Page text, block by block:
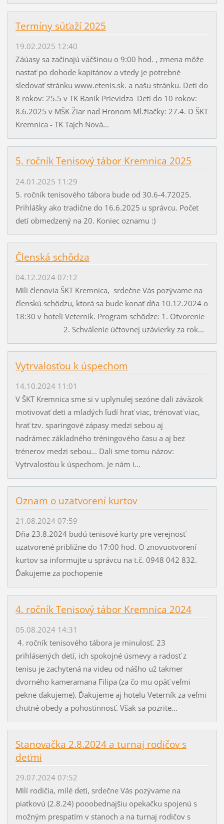
Termíny súťaží 2025
19.02.2025 12:40
Záúasy sa začínajú väčšinou o 9:00 hod. , zmena môže
nastať po dohode kapitánov a vtedy je potrebné
sledovať stránku www.etenis.sk. a našu stránku. Deti do
8 rokov: 25.5 v TK Baník Prievidza Deti do 10 rokov:
8.6.2025 v MŠK Žiar nad Hronom Ml.žiačky: 27.4. D ŠKT
Kremnica - TK Tajch Nová...
5. ročník Tenisový tábor Kremnica 2025
24.01.2025 11:29
5. ročník tenisového tábora bude od 30.6-4.72025.
Prihlášky ako tradične do 16.6.2025 u správcu. Počet
detí obmedzený na 20. Koniec oznamu :)
Členská schôdza
04.12.2024 07:12
Milí členovia ŠKT Kremnica, srdečne Vás pozývame na
členskú schôdzu, ktorá sa bude konať dňa 10.12.2024 o
18:30 v hoteli Veterník. Program schôdze: 1. Otvorenie
2. Schválenie účtovnej uzávierky za rok...
Vytrvalosťou k úspechom
14.10.2024 11:01
V ŠKT Kremnica sme si v uplynulej sezóne dali záväzok
motivovať deti a mladých ľudí hrať viac, trénovať viac,
hrať tzv. sparingové zápasy medzi sebou aj
nadrámec základného tréningového času a aj bez
trénerov medzi sebou... Dali sme tomu názov:
Vytrvalosťou k úspechom. Je nám i...
Oznam o uzatvorení kurtov
21.08.2024 07:59
Dňa 23.8.2024 budú tenisové kurty pre verejnosť
uzatvorené približne do 17:00 hod. O znovuotvorení
kurtov sa informujte u správcu na t.č. 0948 042 832.
Ďakujeme za pochopenie
4. ročník Tenisový tábor Kremnica 2024
05.08.2024 14:31
4. ročník tenisového tábora je minulosť. 23
prihlásených detí, ich spokojné úsmevy a radosť z
tenisu je zachytená na videu od nášho už takmer
dvorného kameramana Filipa (za čo mu opäť veľmi
pekne ďakujeme). Ďakujeme aj hotelu Veterník za veľmi
chutné obedy a pohostinnosť. Však sa pozrite...
Stanovačka 2.8.2024 a turnaj rodičov s
deťmi
29.07.2024 07:52
Milí rodičia, milé deti, srdečne Vás pozývame na
piatkovú (2.8.24) pooobednajšiu opekačku spojenú s
možným prespatím v stanoch a na turnaj rodičov s